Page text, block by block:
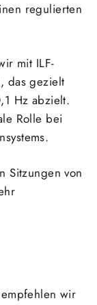
regulierten
mit ILF-
das gezielt
Hz abzielt.
Rolle bei
Sitzungen von
wir